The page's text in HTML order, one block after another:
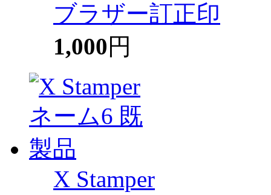
ブラザー訂正印
1,000円
X Stamper